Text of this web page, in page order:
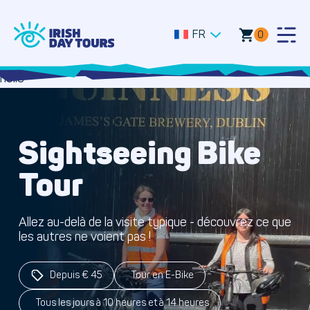
FR 0
hello
Sightseeing Bike
Tour
Allez au-delà de la visite typique - découvrez ce que
les autres ne voient pas !
Depuis € 45 Tour en E-Bike
Tous les jours à 10 heures et à 14 heures